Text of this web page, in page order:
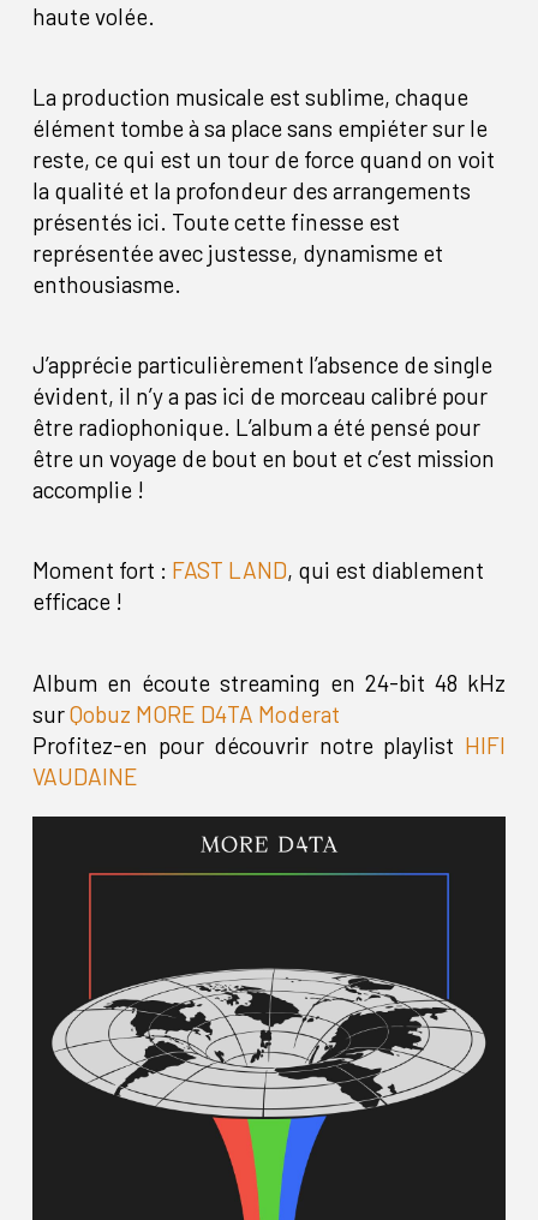
haute volée.
La production musicale est sublime, chaque
élément tombe à sa place sans empiéter sur le
reste, ce qui est un tour de force quand on voit
la qualité et la profondeur des arrangements
présentés ici. Toute cette finesse est
représentée avec justesse, dynamisme et
enthousiasme.
J’apprécie particulièrement l’absence de single
évident, il n’y a pas ici de morceau calibré pour
être radiophonique. L’album a été pensé pour
être un voyage de bout en bout et c’est mission
accomplie !
Moment fort : FAST LAND, qui est diablement
efficace !
Album en écoute streaming en 24-bit 48 kHz
surQobuz MORE D4TA Moderat
Profitez-en pour découvrir notre playlist HIFI
VAUDAINE